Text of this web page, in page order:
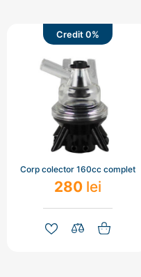
Credit 0%
Corp colector 160cc complet
280 lei